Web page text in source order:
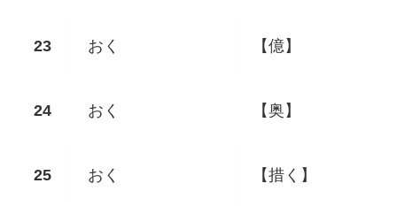
おく 【億】
おく 【奥】
おく 【措く】